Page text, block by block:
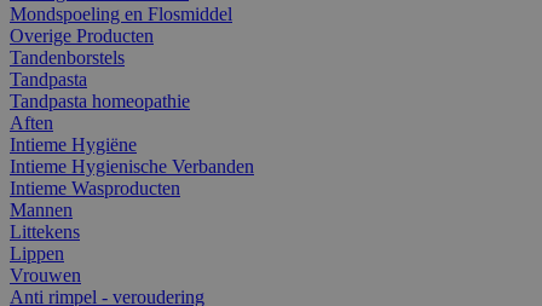
Mondspoeling en Flosmiddel
Overige Producten
Tandenborstels
Tandpasta
Tandpasta homeopathie
Aften
Intieme Hygiëne
Intieme Hygienische Verbanden
Intieme Wasproducten
Mannen
Littekens
Lippen
Vrouwen
Anti rimpel - veroudering